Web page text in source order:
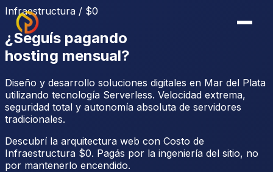
Infraestructura / $0
¿Seguís pagando
hosting mensual?
Diseño y desarrollo soluciones digitales en Mar del Plata
utilizando tecnología Serverless. Velocidad extrema,
seguridad total y autonomía absoluta de servidores
tradicionales.
Descubrí la arquitectura web con Costo de
Infraestructura $0. Pagás por la ingeniería del sitio, no
por mantenerlo encendido.